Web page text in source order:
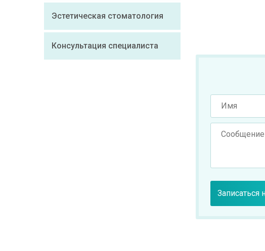
Эстетическая стоматология
Консультация специалиста